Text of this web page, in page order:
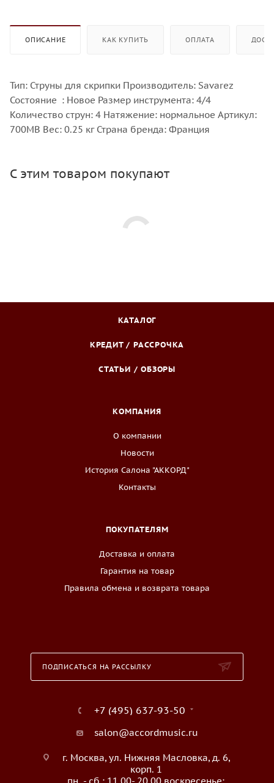
ОПИСАНИЕ КАК КУПИТЬ ОПЛАТА
Тип: Струны для скрипки Производитель: Savarez
Состояние : Новое Размер инструмента: 4/4
Количество струн: 4 Натяжение: нормальное Артикул:
700MB Вес: 0.25 кг Страна бренда: Франция
С этим товаром покупают
КАТАЛОГ
КРЕДИТ / РАССРОЧКА
СТАТЬИ / ОБЗОРЫ
КОМПАНИЯ
О компании
Новости
История Салона "АККОРД"
Контакты
ПОКУПАТЕЛЯМ
Доставка и оплата
Гарантия на товар
Правила обмена и возврата товара
ПОДПИСАТЬСЯ НА РАССЫЛКУ
+7 (495) 637-93-50
salon@accordmusic.ru
г. Москва, ул. Нижняя Масловка, д. 6,
корп. 1